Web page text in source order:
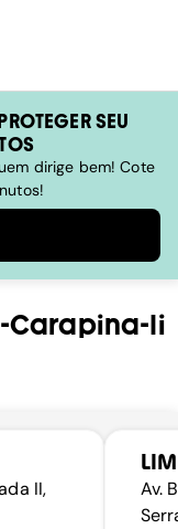
SEU
dirige bem! Cote
Carapina-Ii
II,
Av.